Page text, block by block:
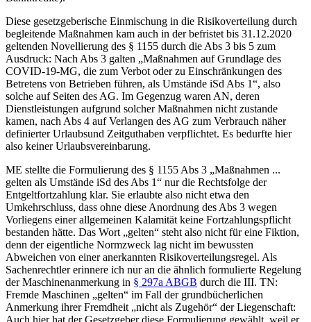
Diese gesetzgeberische Einmischung in die Risikoverteilung durch
begleitende Maßnahmen kam auch in derbefristet bis 31.12.2020
geltenden Novellierung des § 1155 durch die Abs 3 bis 5 zum
Ausdruck: Nach Abs 3 galten „Maßnahmen auf Grundlage des
COVID-19-MG, die zum Verbot oder zu Einschränkungen des
Betretens von Betrieben führen, als Umstände iSd Abs 1“, also
solche auf Seiten des AG. Im Gegenzug waren AN, deren
Dienstleistungen aufgrund solcher Maßnahmen nicht zustande
kamen, nach Abs 4 auf Verlangen des AG zum Verbrauch näher
definierter Urlaubsund Zeitguthaben verpflichtet. Es bedurfte hier
also keiner Urlaubsvereinbarung.
ME stellte die Formulierung des § 1155 Abs 3 „Maßnahmen ...
gelten als Umstände iSd des Abs 1“ nur die Rechtsfolge der
Entgeltfortzahlung klar. Sie erlaubte also nicht etwa den
Umkehrschluss, dass ohne diese Anordnung des Abs 3 wegen
Vorliegens einer allgemeinen Kalamität keine Fortzahlungspflicht
bestanden hätte. Das Wort „gelten“ steht also nicht für eine Fiktion,
denn der eigentliche Normzweck lag nicht im bewussten
Abweichen von einer anerkannten Risikoverteilungsregel. Als
Sachenrechtler erinnere ich nur an die ähnlich formulierte Regelung
der Maschinenanmerkung in § 297a ABGB durch die III. TN:
Fremde Maschinen „gelten“ im Fall der grundbücherlichen
Anmerkung ihrer Fremdheit „nicht als Zugehör“ der Liegenschaft:
Auch hier hat der Gesetzgeber diese Formulierung gewählt, weil er